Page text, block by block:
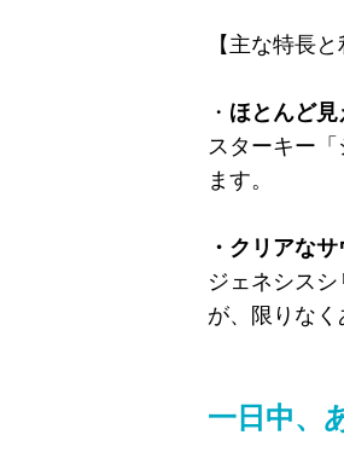
【主な特長と
・ ほとんど見
スターキー「
ます。
・クリアな
ジェネシス
が、限りなく
一日中、